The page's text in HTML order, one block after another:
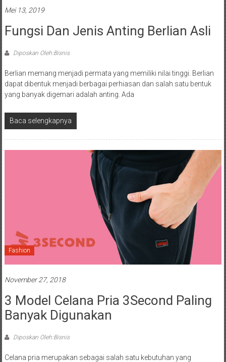
Mei 13, 2019
Fungsi Dan Jenis Anting Berlian Asli
Diposkan Oleh:Bisnis
Berlian memang menjadi permata yang memiliki nilai tinggi. Berlian
dapat dibentuk menjadi berbagai perhiasan dan salah satu bentuk
yang banyak digemari adalah anting. Ada
Baca selengkapnya
Fashion
November 27, 2018
3 Model Celana Pria 3Second Paling
Banyak Digunakan
Diposkan Oleh:Bisnis
Celana pria merupakan sebagai salah satu kebutuhan yang